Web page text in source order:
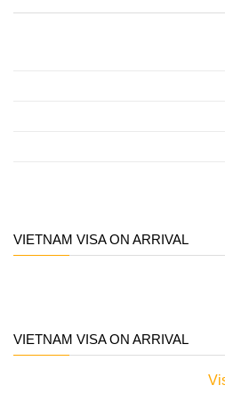
VIETNAM VISA ON ARRIVAL
VIETNAM VISA ON ARRIVAL